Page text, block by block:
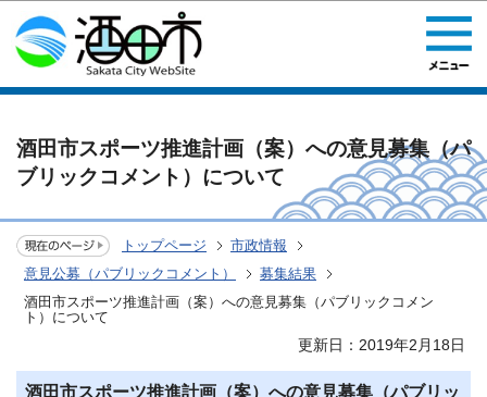
このページの本文へ移動
酒田市スポーツ推進計画（案）への意見募集（パ
ブリックコメント）について
トップページ
市政情報
意見公募（パブリックコメント）
募集結果
酒田市スポーツ推進計画（案）への意見募集（パブリックコメン
ト）について
更新日：2019年2月18日
酒田市スポーツ推進計画（案）への意見募集（パブリッ